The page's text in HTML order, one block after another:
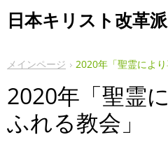
日本キリスト改革
メインページ 2020年「聖霊により
2020年「聖霊
ふれる教会」